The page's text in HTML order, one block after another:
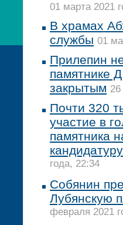
01 марта 2021
В храмах
службы 01
Прилепин
памятнике
закрытым
Почти 320
участие в
памятника
года, 22:34
Собянин
Лубянскую
февраля 2021